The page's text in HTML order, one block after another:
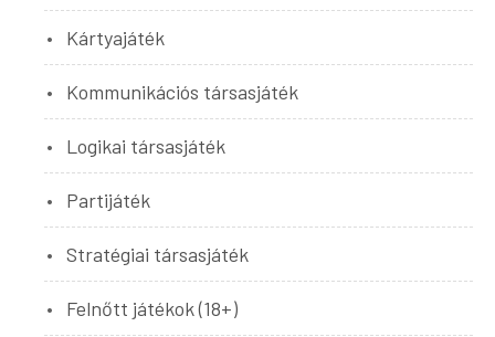
Kártyajáték
Kommunikációs társasjáték
Logikai társasjáték
Partijáték
Stratégiai társasjáték
Felnőtt játékok (18+)